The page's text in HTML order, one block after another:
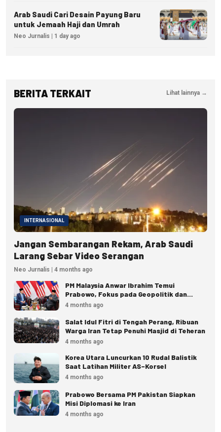
Arab Saudi Cari Desain Payung Baru
untuk Jemaah Haji dan Umrah
Neo Jurnalis | 1 day ago
BERITA TERKAIT Lihat lainnya →
INTERNASIONAL
Jangan Sembarangan Rekam, Arab Saudi
Larang Sebar Video Serangan
Neo Jurnalis | 4 months ago
PM Malaysia Anwar Ibrahim Temui
Prabowo, Fokus pada Geopolitik dan
Ekonomi
4 months ago
Salat Idul Fitri di Tengah Perang, Ribuan
Warga Iran Tetap Penuhi Masjid di Teheran
4 months ago
Korea Utara Luncurkan 10 Rudal Balistik
Saat Latihan Militer AS–Korsel
4 months ago
Prabowo Bersama PM Pakistan Siapkan
Misi Diplomasi ke Iran
4 months ago